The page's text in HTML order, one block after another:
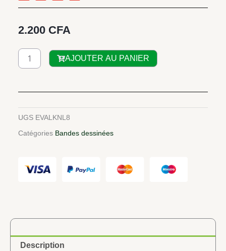
2.200 CFA
quantité
de
:
AJOUTER AU PANIER
UGS EVALKNL8
Catégories Bandes dessinées
Description